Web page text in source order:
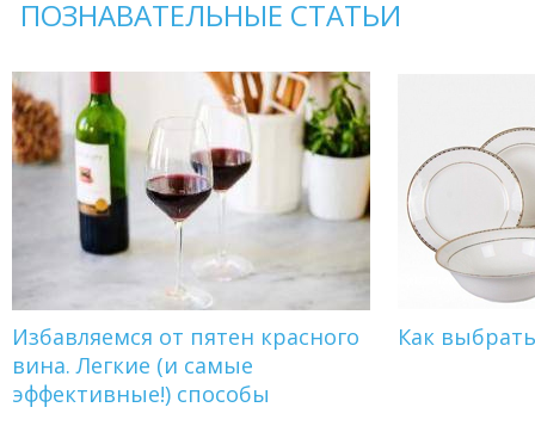
ПОЗНАВАТЕЛЬНЫЕ СТАТЬИ
Избавляемся от пятен красного
вина. Легкие (и самые
эффективные!) способы
Как